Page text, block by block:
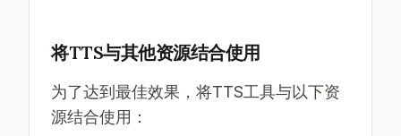
将TTS与其他资源结合使用
为了达到最佳效果，将TTS工具与以下资
源结合使用：